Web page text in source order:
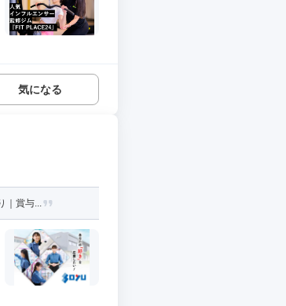
気になる
｜賞与...